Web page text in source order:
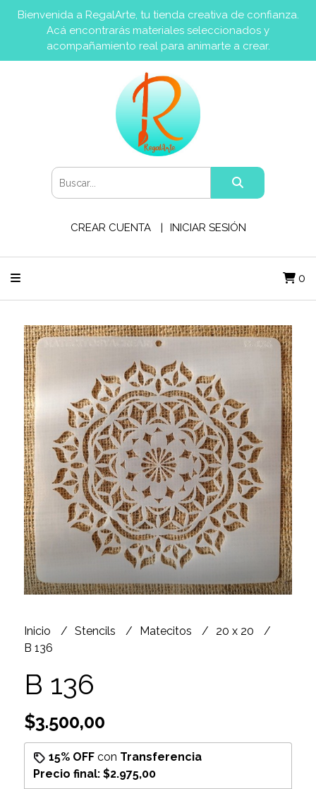
Bienvenida a RegalArte, tu tienda creativa de confianza.
Acá encontrarás materiales seleccionados y
acompañamiento real para animarte a crear.
CREAR CUENTA INICIAR SESIÓN
0
Inicio Stencils Matecitos
20 x 20
B 136
B 136
$3.500,00
15% OFFcon Transferencia
Precio final: $2.975,00